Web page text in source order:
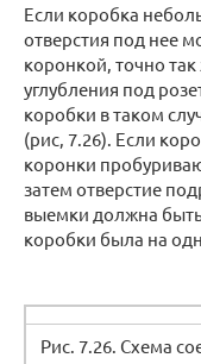
Если коробка
отверстия под нее
коронкой, точно
углубления под
коробки в таком
(рис, 7.26). Если
коронки
затем отверстие
выемки должна
коробки была на
Рис. 7.26. Схема